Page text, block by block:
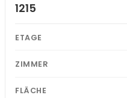
1215